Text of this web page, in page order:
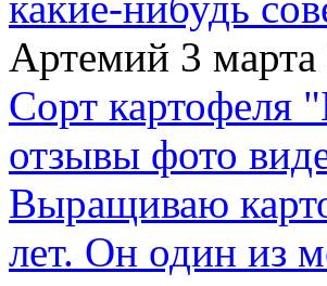
Артемий 3
Сорт картофеля
отзывы фото
Выращиваю
лет. Он один из